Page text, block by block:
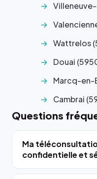
Wattrelos
Douai
Marcq-
Cambrai
Questions
Ma
confidentielle et